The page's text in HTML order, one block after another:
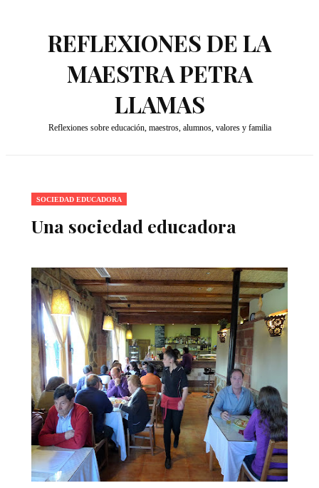
REFLEXIONES DE LA
MAESTRA PETRA
LLAMAS
Reflexiones sobre educación, maestros, alumnos, valores y familia
SOCIEDAD EDUCADORA
Una sociedad educadora